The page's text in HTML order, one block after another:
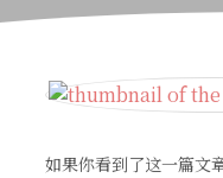
如果你看到了这一篇文